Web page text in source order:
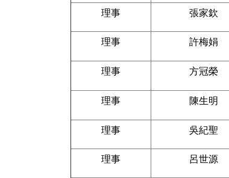
理事 張家欽
理事 許梅娟
理事 方冠榮
理事 陳生明
理事 吳紀聖
理事 呂世源